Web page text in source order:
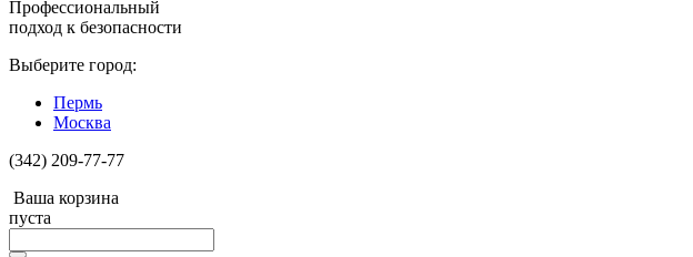
Профессиональный
подход к безопасности
Выберите город:
Пермь
Москва
(342) 209-77-77
Ваша корзина
пуста